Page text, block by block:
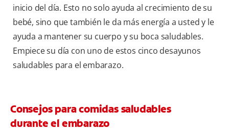
inicio del día. Esto no solo ayuda al crecimiento de su
bebé, sino que también le da más energía a usted y le
ayuda a mantener su cuerpo y su boca saludables.
Empiece su día con uno de estos cinco desayunos
saludables para el embarazo.
Consejos para comidas saludables
durante el embarazo